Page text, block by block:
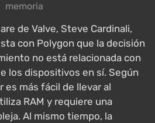
memoria
de Valve, Steve Cardinali,
con Polygon que la decisión
no está relacionada con
los dispositivos en sí. Según
es más fácil de llevar al
RAM y requiere una
Al mismo tiempo, la